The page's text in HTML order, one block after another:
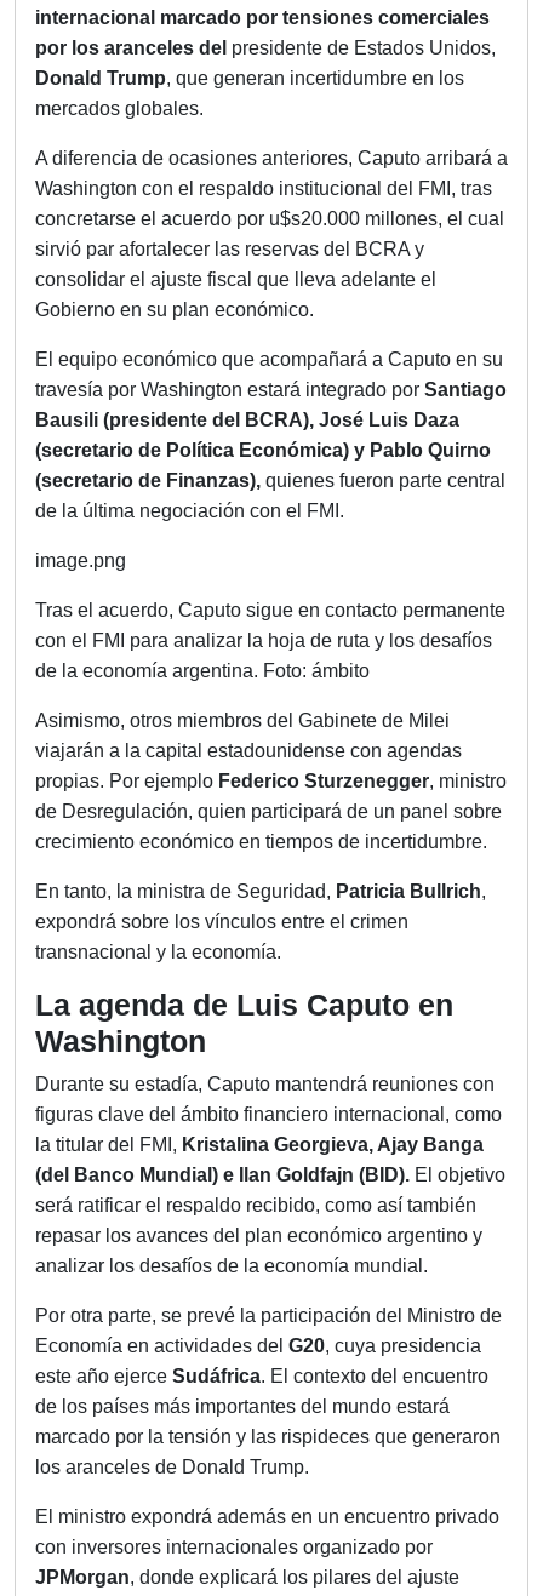
internacional marcado por tensiones comerciales
por los aranceles del presidente de Estados Unidos,
Donald Trump, que generan incertidumbre en los
mercados globales.
A diferencia de ocasiones anteriores, Caputo arribará a
Washington con el respaldo institucional del FMI, tras
concretarse el acuerdo por u$s20.000 millones, el cual
sirvió par afortalecer las reservas del BCRA y
consolidar el ajuste fiscal que lleva adelante el
Gobierno en su plan económico.
El equipo económico que acompañará a Caputo en su
travesía por Washington estará integrado por Santiago
Bausili (presidente del BCRA), José Luis Daza
(secretario de Política Económica) y Pablo Quirno
(secretario de Finanzas), quienes fueron parte central
de la última negociación con el FMI.
image.png
Tras el acuerdo, Caputo sigue en contacto permanente
con el FMI para analizar la hoja de ruta y los desafíos
de la economía argentina. Foto: ámbito
Asimismo, otros miembros del Gabinete de Milei
viajarán a la capital estadounidense con agendas
propias. Por ejemplo Federico Sturzenegger, ministro
de Desregulación, quien participará de un panel sobre
crecimiento económico en tiempos de incertidumbre.
En tanto, la ministra de Seguridad, Patricia Bullrich,
expondrá sobre los vínculos entre el crimen
transnacional y la economía.
La agenda de Luis Caputo en
Washington
Durante su estadía, Caputo mantendrá reuniones con
figuras clave del ámbito financiero internacional, como
la titular del FMI, Kristalina Georgieva, Ajay Banga
(del Banco Mundial) e Ilan Goldfajn (BID). El objetivo
será ratificar el respaldo recibido, como así también
repasar los avances del plan económico argentino y
analizar los desafíos de la economía mundial.
Por otra parte, se prevé la participación del Ministro de
Economía en actividades del G20, cuya presidencia
este año ejerce Sudáfrica. El contexto del encuentro
de los países más importantes del mundo estará
marcado por la tensión y las rispideces que generaron
los aranceles de Donald Trump.
El ministro expondrá además en un encuentro privado
con inversores internacionales organizado por
JPMorgan, donde explicará los pilares del ajuste